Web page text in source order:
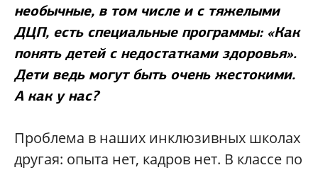
необычные, в том числе и с тяжелыми
ДЦП, есть специальные программы: «Как
понять детей с недостатками здоровья».
Дети ведь могут быть очень жестокими.
А как у нас?
Проблема в наших инклюзивных школах
другая: опыта нет, кадров нет. В классе по